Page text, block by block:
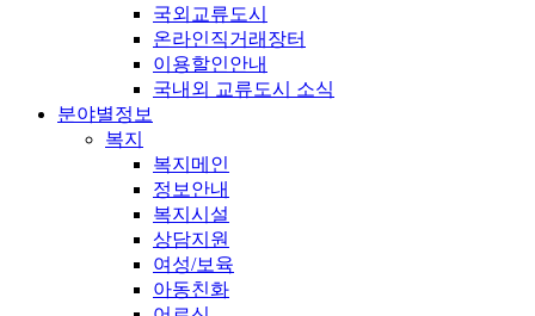
국외교류도시
온라인직거래장터
이용할인안내
국내외 교류도시 소식
분야별정보
복지
복지메인
정보안내
복지시설
상담지원
여성/보육
아동친화